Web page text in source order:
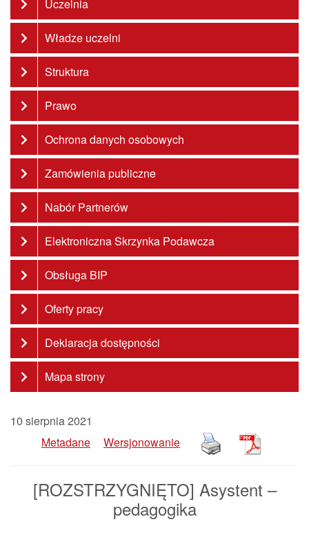
Uczelnia
Władze uczelni
Struktura
Prawo
Ochrona danych osobowych
Zamówienia publiczne
Nabór Partnerów
Elektroniczna Skrzynka Podawcza
Obsługa BIP
Oferty pracy
Deklaracja dostępności
Mapa strony
10 sierpnia 2021
Metadane
Wersjonowanie
[ROZSTRZYGNIĘTO] Asystent –
pedagogika